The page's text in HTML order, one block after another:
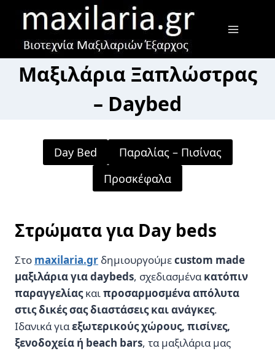
content
Μαξιλάρια Ξαπλώστρας
– Daybed
Day Bed
Παραλίας – Πισίνας
Προσκέφαλα
Στρώματα για Day beds
Στο maxilaria.gr δημιουργούμεcustom made
μαξιλάρια για daybeds, σχεδιασμένακατόπιν
παραγγελίαςκαιπροσαρμοσμένα απόλυτα
στις δικές σας διαστάσεις και ανάγκες.
Ιδανικά γιαεξωτερικούς χώρους, πισίνες,
ξενοδοχεία ή beach bars, τα μαξιλάρια μας